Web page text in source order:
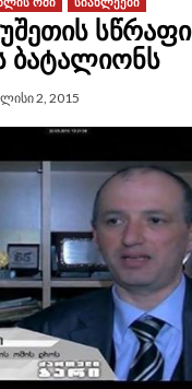
სწრაფი
ბატალიონს
2, 2015